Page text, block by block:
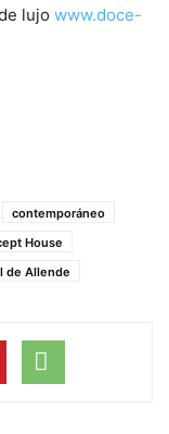
lujo www.doce-
contemporáneo
House
de Allende